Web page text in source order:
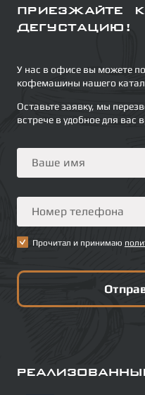
Приезжайте
дегустацию!
У нас в офисе вы можете
кофемашины нашего
Оставьте заявку, мы
встрече в удобное для вас
Прочитал и принимаю